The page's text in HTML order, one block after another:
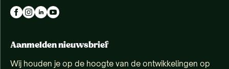
Aanmelden nieuwsbrief
Wij houden je op de hoogte van de ontwikkelingen op